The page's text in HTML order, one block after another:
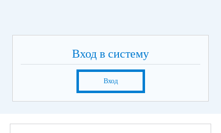
Вход в систему
Вход